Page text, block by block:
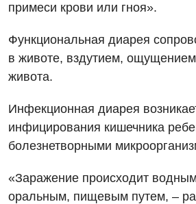
Вакансии
Мероприятия БПР
Интернатура
Энциклопедия
Диагностика
Диагностическое отделение
Инструментальная диагностика
УЗИ
примеси крови или гноя».
Функциональная диарея
в животе, вздутием, ощущением
живота.
Инфекционная диарея
инфицирования кишечника
болезнетворными
«Заражение происходит
оральным, пищевым путем, –